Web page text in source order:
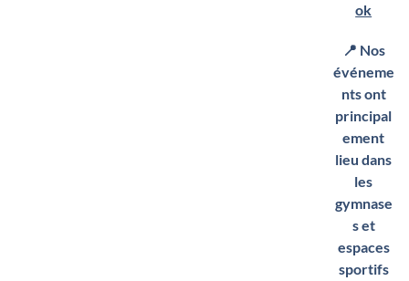
ok
📍 Nos
événeme
nts ont
principal
ement
lieu dans
les
gymnase
s et
espaces
sportifs